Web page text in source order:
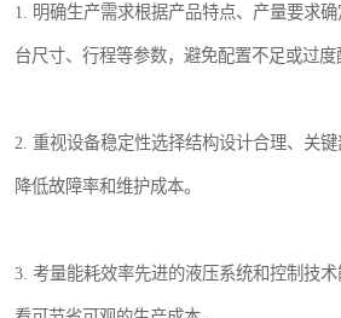
1. 明确生产需求根据产品特点、产量要求
台尺寸、行程等参数，避免配置不足或过度
2. 重视设备稳定性选择结构设计合理、关
降低故障率和维护成本。
3. 考量能耗效率先进的液压系统和控制技